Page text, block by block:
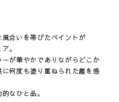
Vintage
テーブル
イス
照明
合いを帯びたペイントが
。
が華やかでありながらどこか
何度も塗り重ねられた趣を感
なひと品。